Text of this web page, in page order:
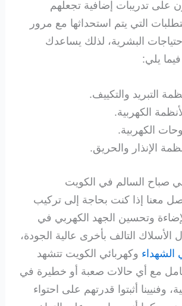
على تدريبات إضافية تجعلهم
التي يتم استحداثها مع مرور
البشرية، لذلك يساعدك
يلي:
التبريد والتكييف.
الكهربية.
الكهربية.
الإنذار والحريق.
صباح السالم في الكويت
معنا إذا كنت بحاجة إلى تركيب
وتحسين الجهد الكهربي في
الأسلاك التالف بأخرى عالية الجودة،
الشهداء وكهربائي الكويت تتشهد
مع أي حالات صعبة أو خطيرة في
وفنيينا أثبتوا قدرتهم على احتواء